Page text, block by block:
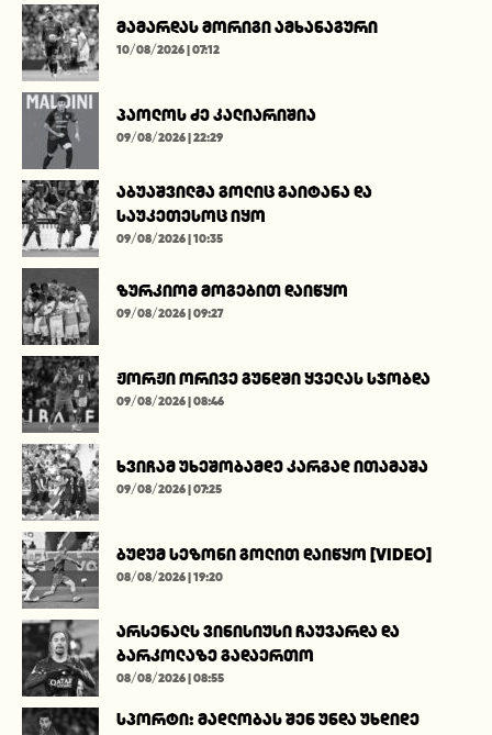
მამარდას მორიგი ამხანაგური
10/08/2026 | 07:12
პაოლოს ძე კალიარიშია
09/08/2026 | 22:29
აბუაშვილმა გოლიც გაიტანა და
საუკეთესოც იყო
09/08/2026 | 10:35
ზურკიომ მოგებით დაიწყო
09/08/2026 | 09:27
ჟორჟი ორივე გუნდში ყველას სჯობდა
09/08/2026 | 08:46
ხვიჩამ უხეშობამდე კარგად ითამაშა
09/08/2026 | 07:25
ბუდუმ სეზონი გოლით დაიწყო [VIDEO]
08/08/2026 | 19:20
არსენალს ვინისიუსი ჩაუვარდა და
ბარკოლაზე გადაერთო
08/08/2026 | 08:55
სპორტი: მადლობას შენ უნდა უხდიდე